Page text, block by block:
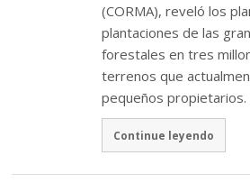
(CORMA), reveló los
plantaciones de las
forestales en tres
terrenos que
pequeños propietarios.
Continue leyendo